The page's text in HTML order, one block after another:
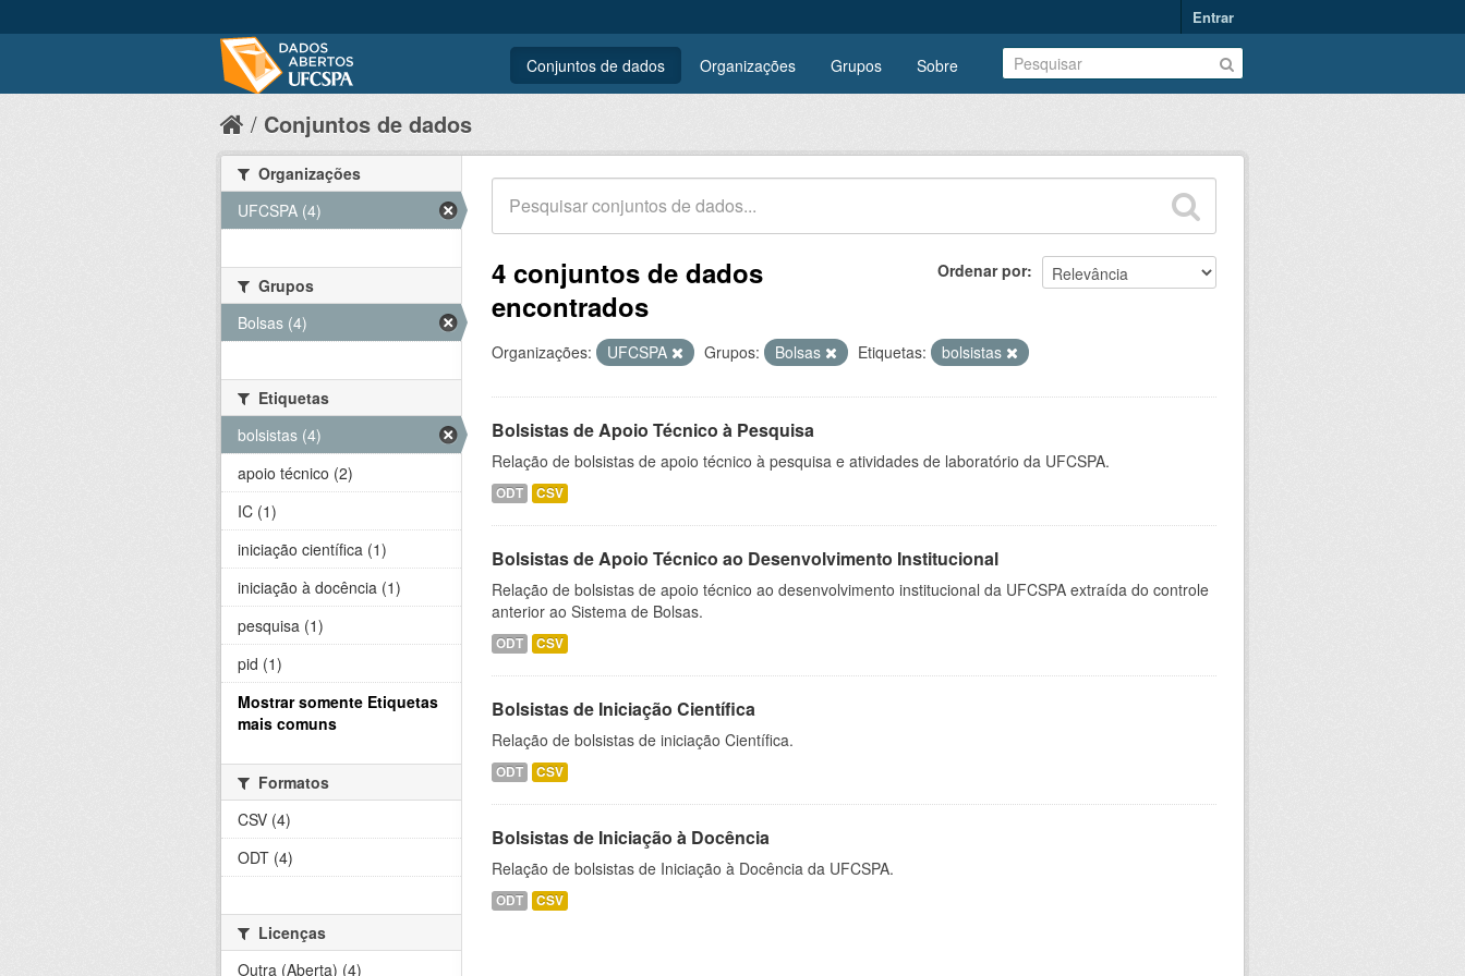
Entrar
Conjuntos de dados Organizações Grupos Sobre
Conjuntos de dados
Ordenar por
4 conjuntos de dados
encontrados
Organizações: UFCSPA Grupos: Bolsas Etiquetas: bolsistas
Bolsistas de Apoio Técnico à Pesquisa
Relação de bolsistas de apoio técnico à pesquisa e atividades de laboratório da UFCSPA.
ODT CSV
Bolsistas de Apoio Técnico ao Desenvolvimento Institucional
Relação de bolsistas de apoio técnico ao desenvolvimento institucional da UFCSPA extraída do controle
anterior ao Sistema de Bolsas.
ODT CSV
Bolsistas de Iniciação Científica
Relação de bolsistas de iniciação Científica.
ODT CSV
Bolsistas de Iniciação à Docência
Relação de bolsistas de Iniciação à Docência da UFCSPA.
ODT CSV
Organizações
UFCSPA (4)
Grupos
Bolsas (4)
Etiquetas
bolsistas (4)
apoio técnico (2)
IC (1)
iniciação científica (1)
iniciação à docência (1)
pesquisa (1)
pid (1)
Mostrar somente Etiquetas
mais comuns
Formatos
CSV (4)
ODT (4)
Licenças
Outra (Aberta) (4)